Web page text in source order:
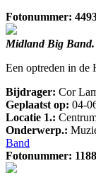
Fotonummer:
Midland Big Band.
Een optreden in de
Bijdrager: Cor
Geplaatst op: 04-
Locatie 1.:
Onderwerp.:
Band
Fotonummer: